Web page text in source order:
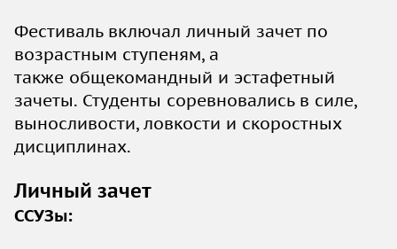
Фестиваль включал личный зачет по
возрастным ступеням, а
также общекомандный и эстафетный
зачеты. Студенты соревновались в силе,
выносливости, ловкости и скоростных
дисциплинах.
Личный зачет
ССУЗы: